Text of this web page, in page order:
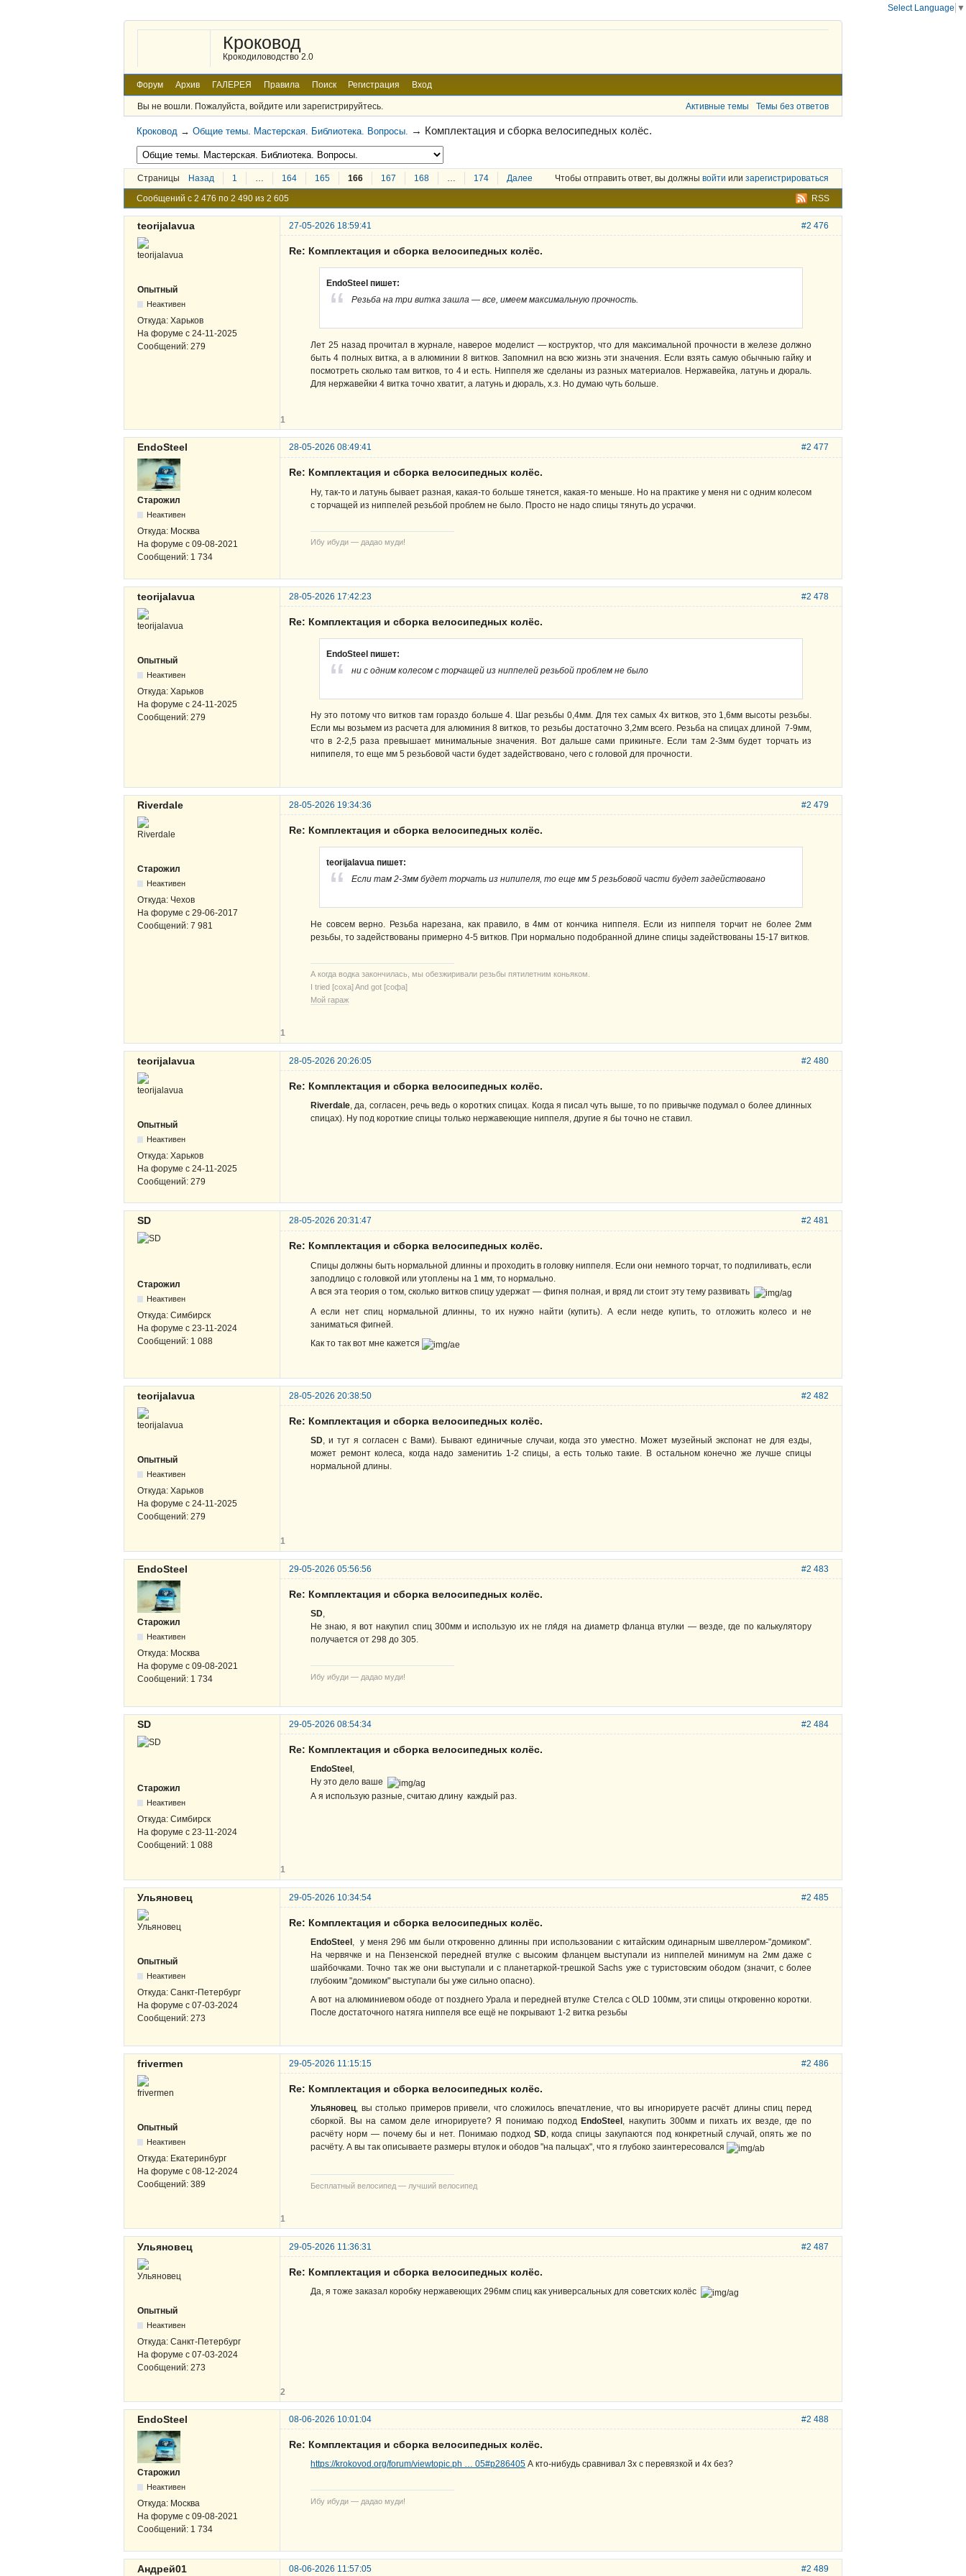
Кроковод
Крокодиловодство 2.0
Форум Архив ГАЛЕРЕЯ Правила Поиск Регистрация Вход
Вы не вошли. Пожалуйста, войдите или зарегистрируйтесь. Активные темы Темы без ответов
Кроковод →Общие темы. Мастерская. Библиотека. Вопросы. → Комплектация и сборка велосипедных колёс.
Страницы Назад 1 … 164 165 166 167 168 … 174 Далее Чтобы отправить ответ, вы должны войти или зарегистрироваться
RSS
Сообщений с 2 476 по 2 490 из 2 605
#2 476
teorijalavua 27-05-2026 18:59:41
Опытный
Неактивен
Откуда: Харьков
На форуме с 24-11-2025
Сообщений: 279
Re: Комплектация и сборка велосипедных колёс.
EndoSteel пишет:
Резьба на три витка зашла — все, имеем максимальную прочность.
Лет 25 назад прочитал в журнале, наверое моделист — коструктор, что для максимальной прочности в железе должно
быть 4 полных витка, а в алюминии 8 витков. Запомнил на всю жизнь эти значения. Если взять самую обычныю гайку и
посмотреть сколько там витков, то 4 и есть. Ниппеля же сделаны из разных материалов. Нержавейка, латунь и дюраль.
Для нержавейки 4 витка точно хватит, а латунь и дюраль, х.з. Но думаю чуть больше.
1
#2 477
EndoSteel 28-05-2026 08:49:41
Старожил
Неактивен
Откуда: Москва
На форуме с 09-08-2021
Сообщений: 1 734
Re: Комплектация и сборка велосипедных колёс.
Ну, так-то и латунь бывает разная, какая-то больше тянется, какая-то меньше. Но на практике у меня ни с одним колесом
с торчащей из ниппелей резьбой проблем не было. Просто не надо спицы тянуть до усрачки.
Ибу ибуди — дадао муди!
#2 478
teorijalavua 28-05-2026 17:42:23
Опытный
Неактивен
Откуда: Харьков
На форуме с 24-11-2025
Сообщений: 279
Re: Комплектация и сборка велосипедных колёс.
EndoSteel пишет:
ни с одним колесом с торчащей из ниппелей резьбой проблем не было
Ну это потому что витков там гораздо больше 4. Шаг резьбы 0,4мм. Для тех самых 4х витков, это 1,6мм высоты резьбы.
Если мы возьмем из расчета для алюминия 8 витков, то резьбы достаточно 3,2мм всего. Резьба на спицах длиной 7-9мм,
что в 2-2,5 раза превышает минимальные значения. Вот дальше сами прикиньте. Если там 2-3мм будет торчать из
нипипеля, то еще мм 5 резьбовой части будет задействовано, чего с головой для прочности.
#2 479
Riverdale 28-05-2026 19:34:36
Старожил
Неактивен
Откуда: Чехов
На форуме с 29-06-2017
Сообщений: 7 981
Re: Комплектация и сборка велосипедных колёс.
teorijalavua пишет:
Если там 2-3мм будет торчать из нипипеля, то еще мм 5 резьбовой части будет задействовано
Не совсем верно. Резьба нарезана, как правило, в 4мм от кончика ниппеля. Если из ниппеля торчит не более 2мм
резьбы, то задействованы примерно 4-5 витков. При нормально подобранной длине спицы задействованы 15-17 витков.
А когда водка закончилась, мы обезжиривали резьбы пятилетним коньяком.
I tried [соха] And got [софа]
Мой гараж
1
#2 480
teorijalavua 28-05-2026 20:26:05
Опытный
Неактивен
Откуда: Харьков
На форуме с 24-11-2025
Сообщений: 279
Re: Комплектация и сборка велосипедных колёс.
Riverdale, да, согласен, речь ведь о коротких спицах. Когда я писал чуть выше, то по привычке подумал о более длинных
спицах). Ну под короткие спицы только нержавеющие ниппеля, другие я бы точно не ставил.
#2 481
SD 28-05-2026 20:31:47
Старожил
Неактивен
Откуда: Симбирск
На форуме с 23-11-2024
Сообщений: 1 088
Re: Комплектация и сборка велосипедных колёс.
Спицы должны быть нормальной длинны и проходить в головку ниппеля. Если они немного торчат, то подпиливать, если
заподлицо с головкой или утоплены на 1 мм, то нормально.
А вся эта теория о том, сколько витков спицу удержат — фигня полная, и вряд ли стоит эту тему развивать
А если нет спиц нормальной длинны, то их нужно найти (купить). А если негде купить, то отложить колесо и не
заниматься фигней.
Как то так вот мне кажется
#2 482
teorijalavua 28-05-2026 20:38:50
Опытный
Неактивен
Откуда: Харьков
На форуме с 24-11-2025
Сообщений: 279
Re: Комплектация и сборка велосипедных колёс.
SD, и тут я согласен с Вами). Бывают единичные случаи, когда это уместно. Может музейный экспонат не для езды,
может ремонт колеса, когда надо заменитиь 1-2 спицы, а есть только такие. В остальном конечно же лучше спицы
нормальной длины.
1
#2 483
EndoSteel 29-05-2026 05:56:56
Старожил
Неактивен
Откуда: Москва
На форуме с 09-08-2021
Сообщений: 1 734
Re: Комплектация и сборка велосипедных колёс.
SD,
Не знаю, я вот накупил спиц 300мм и использую их не гля́дя на диаметр фланца втулки — везде, где по калькулятору
получается от 298 до 305.
Ибу ибуди — дадао муди!
#2 484
SD 29-05-2026 08:54:34
Старожил
Неактивен
Откуда: Симбирск
На форуме с 23-11-2024
Сообщений: 1 088
Re: Комплектация и сборка велосипедных колёс.
EndoSteel ,
Ну это дело ваше
А я использую разные, считаю длину каждый раз.
1
#2 485
Ульяновец 29-05-2026 10:34:54
Опытный
Неактивен
Откуда: Санкт-Петербург
На форуме с 07-03-2024
Сообщений: 273
Re: Комплектация и сборка велосипедных колёс.
EndoSteel , у меня 296 мм были откровенно длинны при использовании с китайским одинарным швеллером-"домиком".
На червячке и на Пензенской передней втулке с высоким фланцем выступали из ниппелей минимум на 2мм даже с
шайбочками. Точно так же они выступали и с планетаркой-трешкой Sachs уже с туристовским ободом (значит, с более
глубоким "домиком" выступали бы уже сильно опасно).
А вот на алюминиевом ободе от позднего Урала и передней втулке Стелса с OLD 100мм, эти спицы откровенно коротки.
После достаточного натяга ниппеля все ещё не покрывают 1-2 витка резьбы
#2 486
frivermen 29-05-2026 11:15:15
Опытный
Неактивен
Откуда: Екатеринбург
На форуме с 08-12-2024
Сообщений: 389
Re: Комплектация и сборка велосипедных колёс.
Ульяновец, вы столько примеров привели, что сложилось впечатление, что вы игнорируете расчёт длины спиц перед
сборкой. Вы на самом деле игнорируете? Я понимаю подход EndoSteel , накупить 300мм и пихать их везде, где по
расчёту норм — почему бы и нет. Понимаю подход SD, когда спицы закупаются под конкретный случай, опять же по
расчёту. А вы так описываете размеры втулок и ободов "на пальцах", что я глубоко заинтересовался
Бесплатный велосипед — лучший велосипед
1
#2 487
Ульяновец 29-05-2026 11:36:31
Опытный
Неактивен
Откуда: Санкт-Петербург
На форуме с 07-03-2024
Сообщений: 273
Re: Комплектация и сборка велосипедных колёс.
Да, я тоже заказал коробку нержавеющих 296мм спиц как универсальных для советских колёс
2
#2 488
EndoSteel 08-06-2026 10:01:04
Старожил
Неактивен
Откуда: Москва
На форуме с 09-08-2021
Сообщений: 1 734
Re: Комплектация и сборка велосипедных колёс.
https://krokovod.org/forum/viewtopic.ph … 05#p286405 А кто-нибудь сравнивал 3х с перевязкой и 4х без?
Ибу ибуди — дадао муди!
#2 489
Андрей01 08-06-2026 11:57:05
Select Language ▼